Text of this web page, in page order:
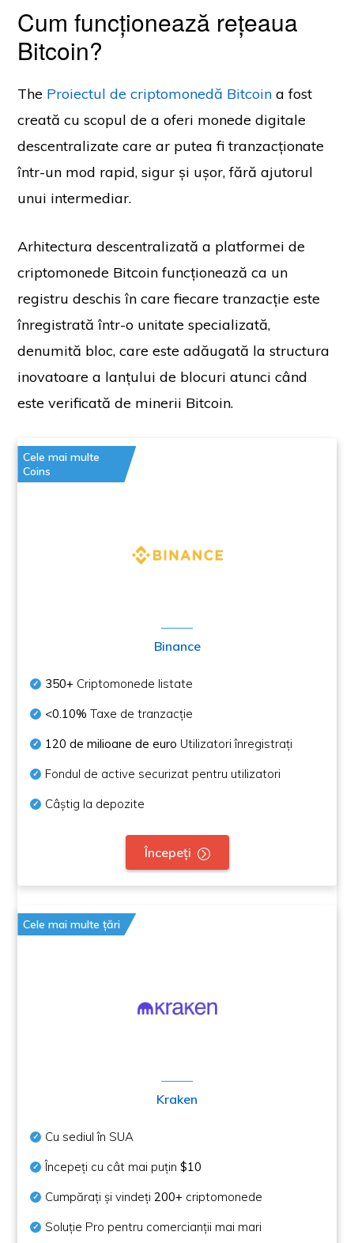
Cum funcționează rețeaua
Bitcoin?
The Proiectul de criptomonedă Bitcoin a fost
creată cu scopul de a oferi monede digitale
descentralizate care ar putea fi tranzacționate
într-un mod rapid, sigur și ușor, fără ajutorul
unui intermediar.
Arhitectura descentralizată a platformei de
criptomonede Bitcoin funcționează ca un
registru deschis în care fiecare tranzacție este
înregistrată într-o unitate specializată,
denumită bloc, care este adăugată la structura
inovatoare a lanțului de blocuri atunci când
este verificată de minerii Bitcoin.
Cele mai multe
Coins
Binance
350+ Criptomonede listate
<0.10% Taxe de tranzacție
120 de milioane de euro Utilizatori înregistrați
Fondul de active securizat pentru utilizatori
Câștig la depozite
Începeți
Cele mai multe țări
Kraken
Cu sediul în SUA
Începeți cu cât mai puțin$10
Cumpărați și vindeți200+ criptomonede
Soluție Pro pentru comercianții mai mari